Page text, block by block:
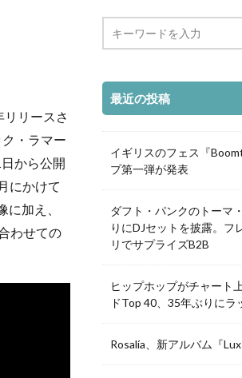
リースさ
・ラマー
から公開
にかけて
加え、
わせての
最近の投稿
イギリスのフェス『
プ第一弾が発表
ダフト・パンクのトーマ
りにDJセットを披露。フ
リでサプライズB2B
ヒップホップがチャート
ドTop 40、35年ぶりにラ
Rosalía、新アルバム『